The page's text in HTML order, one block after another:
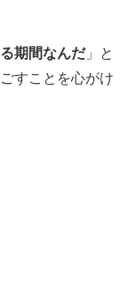
期間なんだ」と
すことを心がけ